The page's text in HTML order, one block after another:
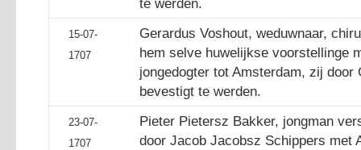
te werden.
15-07-
1707
Gerardus Voshout, weduwnaar,
hem selve huwelijkse voorstellinge
jongedogter tot Amsterdam, zij
bevestigt te werden.
23-07-
1707
Pieter Pietersz Bakker, jongman
door Jacob Jacobsz Schippers met